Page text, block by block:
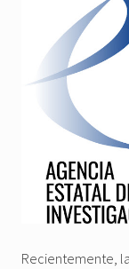
Recientemente, la